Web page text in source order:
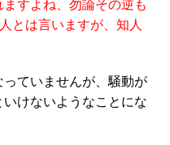
すよね、勿論その逆も
とは言いますが、知人
ていませんが、騒動が
けないようなことにな